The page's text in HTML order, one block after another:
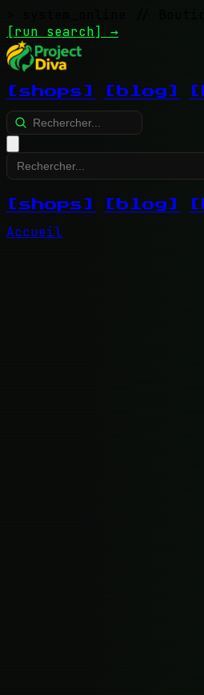
//
[run search] →
[shops] [blog]
[shops] [blog]
Accueil